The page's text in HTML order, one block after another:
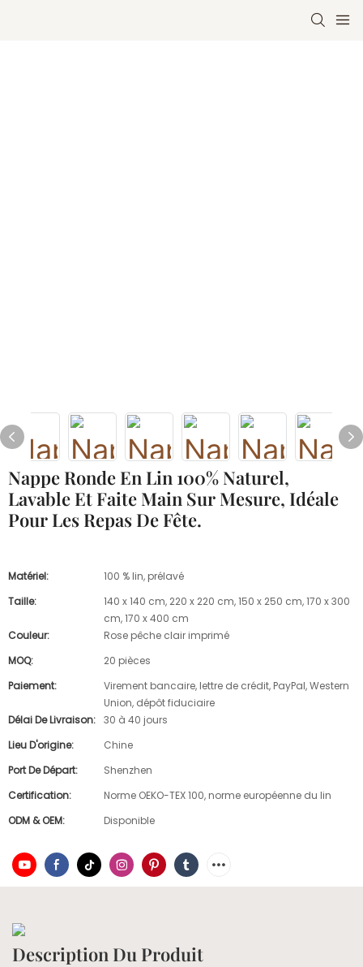
Nappe Ronde En Lin 100% Naturel,
Lavable Et Faite Main Sur Mesure, Idéale
Pour Les Repas De Fête.
Matériel:
100 % lin, prélavé
Taille:
140 x 140 cm, 220 x 220 cm, 150 x 250 cm, 170 x 300
cm, 170 x 400 cm
Couleur:
Rose pêche clair imprimé
MOQ:
20 pièces
Paiement:
Virement bancaire, lettre de crédit, PayPal, Western
Union, dépôt fiduciaire
Délai De Livraison: 30 à 40 jours
Lieu D'origine:
Chine
Port De Départ:
Shenzhen
Certification:
Norme OEKO-TEX 100, norme européenne du lin
ODM & OEM:
Disponible
Description Du Produit